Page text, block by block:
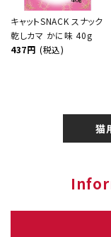
キャットSNACK スナック
乾しカマ かに味 40g
437円 (税込)
猫